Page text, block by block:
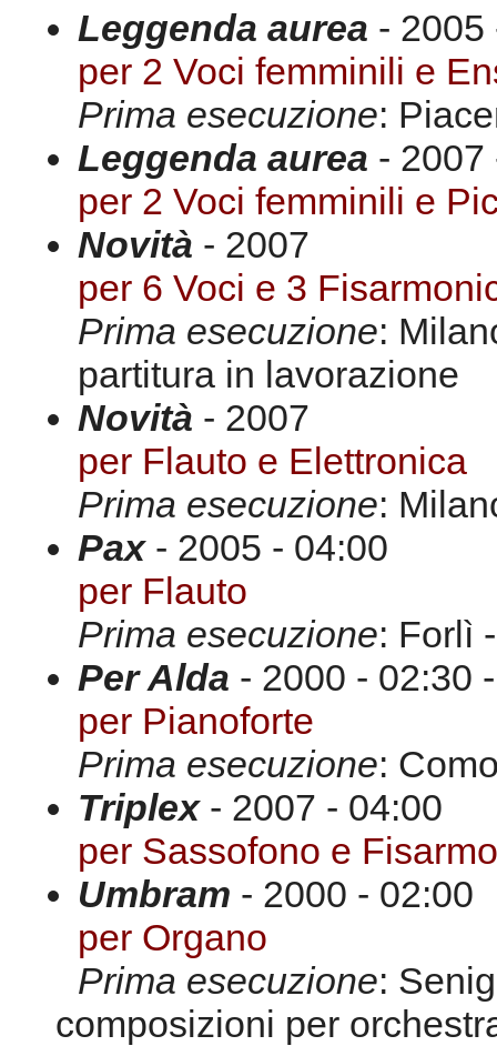
Leggenda aurea - 2005
per 2 Voci femminili e
Prima esecuzione:
Leggenda aurea - 2007
per 2 Voci femminili e
Novità - 2007
per 6 Voci e 3
Prima esecuzione:
partitura in lavorazione
Novità - 2007
per Flauto e Elettronica
Prima esecuzione:
Pax- 2005 - 04:00
per Flauto
Prima esecuzione: Forlì
Per Alda - 2000 - 02:30
per Pianoforte
Prima esecuzione:
Triplex- 2007 - 04:00
per Sassofono e
Umbram - 2000 - 02:00
per Organo
Prima esecuzione:
composizioni per